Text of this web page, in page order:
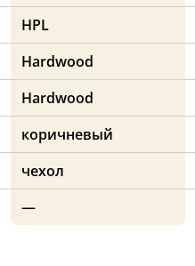
HPL
Hardwood
Hardwood
коричневый
чехол
—